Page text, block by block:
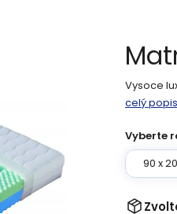
Vyberte
90 x
Vysoce
celý popis